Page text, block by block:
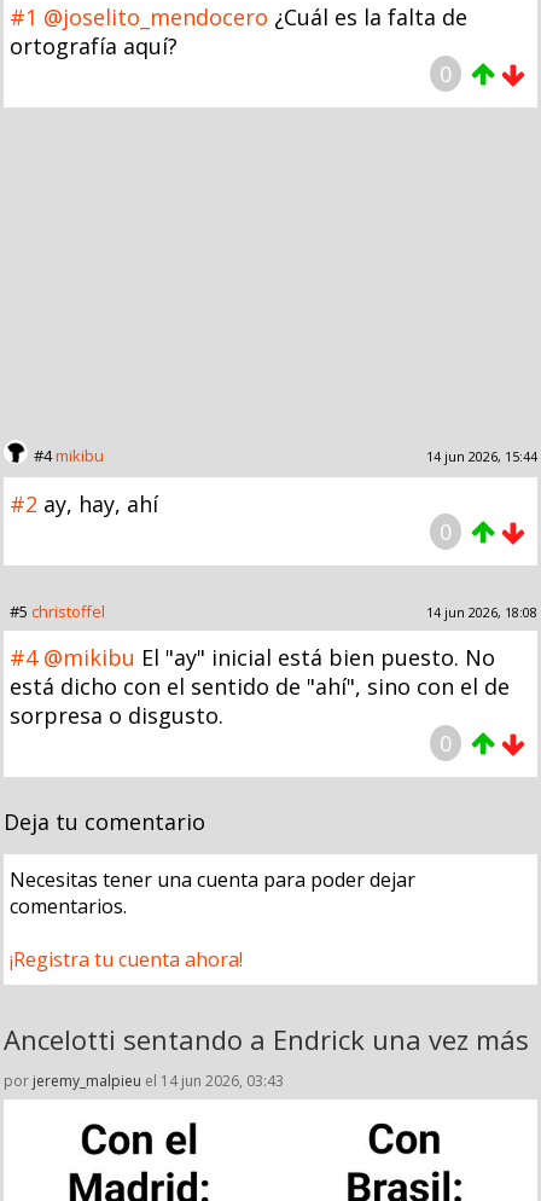
#1 @joselito_mendocero ¿Cuál es la falta de
ortografía aquí?
0
#4mikibu 14 jun 2026, 15:44
#2 ay, hay, ahí
0
#5 christoffel 14 jun 2026, 18:08
#4 @mikibu El "ay" inicial está bien puesto. No
está dicho con el sentido de "ahí", sino con el de
sorpresa o disgusto.
0
Deja tu comentario
Necesitas tener una cuenta para poder dejar
comentarios.
¡Registra tu cuenta ahora!
Ancelotti sentando a Endrick una vez más
por jeremy_malpieu el 14 jun 2026, 03:43